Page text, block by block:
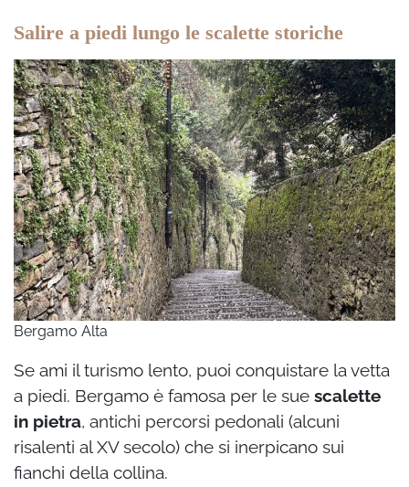
Salire a piedi lungo le scalette storiche
Bergamo Alta
Se ami il turismo lento, puoi conquistare la vetta
a piedi. Bergamo è famosa per le sue scalette
in pietra, antichi percorsi pedonali (alcuni
risalenti al XV secolo) che si inerpicano sui
fianchi della collina.